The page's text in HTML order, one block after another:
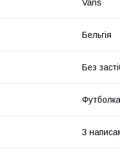
Vans
Бельгія
Без
Футболка
З